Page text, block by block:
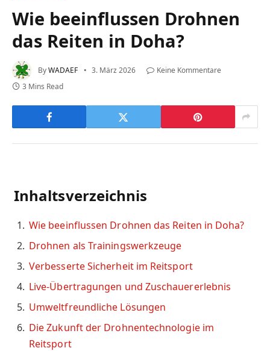
Wie beeinflussen Drohnen
das Reiten in Doha?
ByWADAEF 3. März 2026
Keine Kommentare
3 Mins Read
Inhaltsverzeichnis
Wie beeinflussen Drohnen das Reiten in Doha?
Drohnen als Trainingswerkzeuge
Verbesserte Sicherheit im Reitsport
Live-Übertragungen und Zuschauererlebnis
Umweltfreundliche Lösungen
Die Zukunft der Drohnentechnologie im
Reitsport